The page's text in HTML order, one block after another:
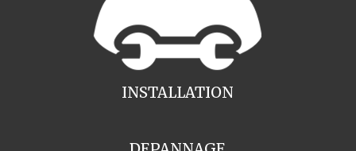
INSTALLATION